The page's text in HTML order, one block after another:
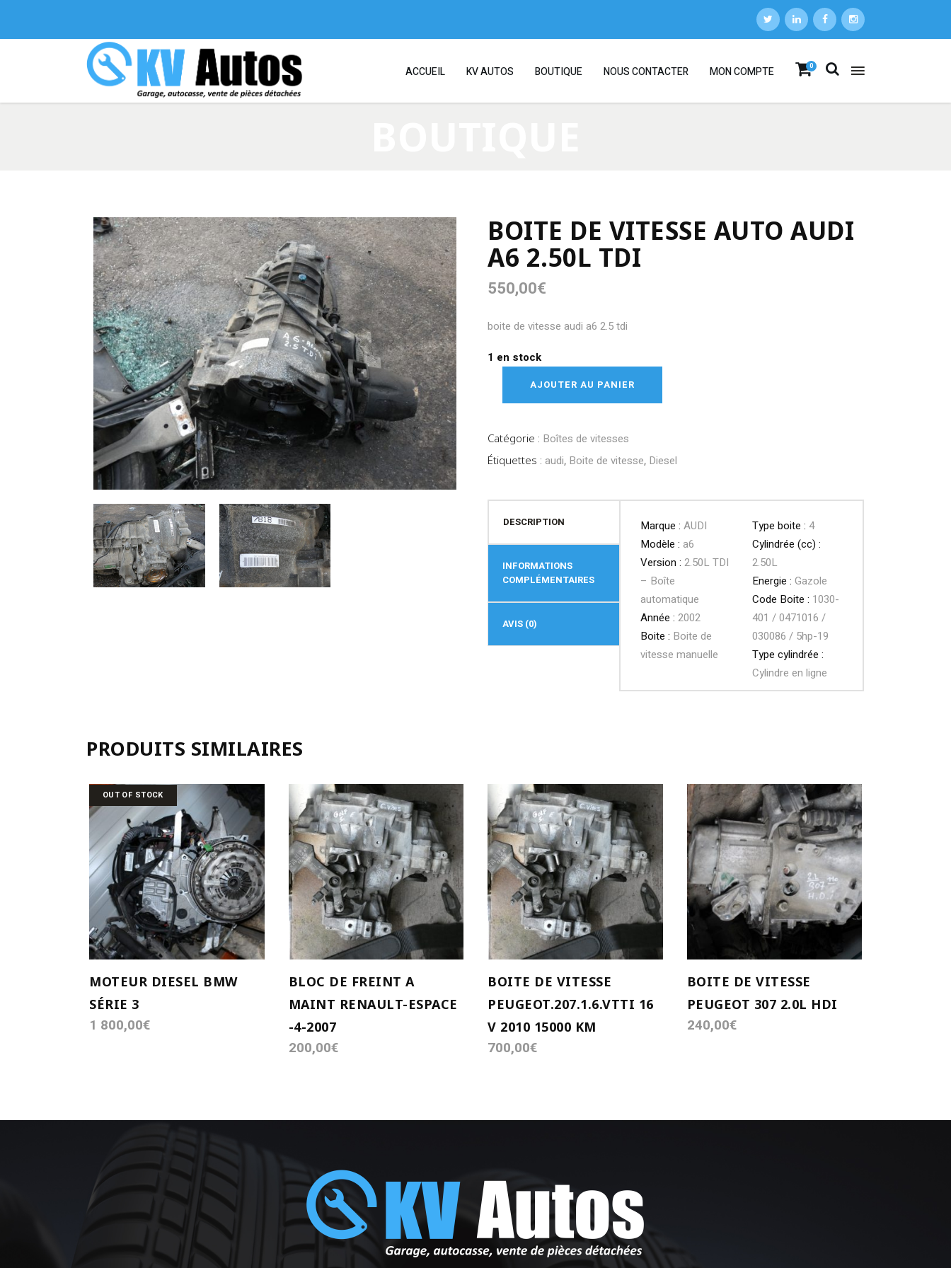
ACCUEIL KV AUTOS BOUTIQUE NOUS CONTACTER MON COMPTE 0
BOITE DE VITESSE AUTO AUDI
A6 2.50L TDI
550,00€
boite de vitesse audi a6 2.5 tdi
1 en stock
AJOUTER AU PANIER
Catégorie : Boîtes de vitesses
Étiquettes : audi, Boite de vitesse, Diesel
DESCRIPTION
INFORMATIONS
COMPLÉMENTAIRES
AVIS (0)
Marque : AUDI
Modèle : a6
Version : 2.50L TDI
– Boîte
automatique
Année : 2002
Boite : Boite de
vitesse manuelle
Type boite : 4
Cylindrée (cc) :
2.50L
Energie : Gazole
Code Boite : 1030-
401 / 0471016 /
030086 / 5hp-19
Type cylindrée :
Cylindre en ligne
PRODUITS SIMILAIRES
OUT OF STOCK
LIRE LA SUITE
MOTEUR DIESEL BMW
SÉRIE 3
1 800,00€
AJOUTER AU PANIER
BLOC DE FREINT A
MAINT RENAULT-ESPACE
-4-2007
200,00€
AJOUTER AU PANIER
BOITE DE VITESSE
PEUGEOT.207.1.6.VTTI 16
V 2010 15000 KM
700,00€
AJOUTER AU PANIER
BOITE DE VITESSE
PEUGEOT 307 2.0L HDI
240,00€